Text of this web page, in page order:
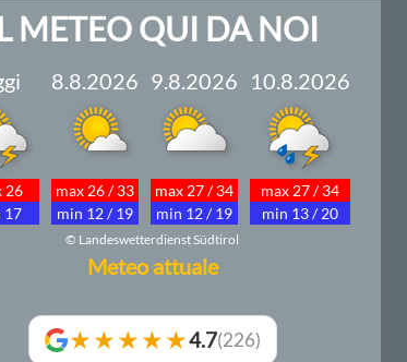
METEO QUI DA NOI
26
17
8.8.2026
max 26 / 33
min 12 / 19
9.8.2026
max 27 / 34
min 12 / 19
10.8.2026
max 27 / 34
min 13 / 20
© Landeswetterdienst Südtirol
Meteo attuale
★★★★★4.7(226)